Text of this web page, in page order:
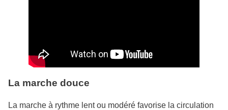
La marche douce
La marche à rythme lent ou modéré favorise la circulation